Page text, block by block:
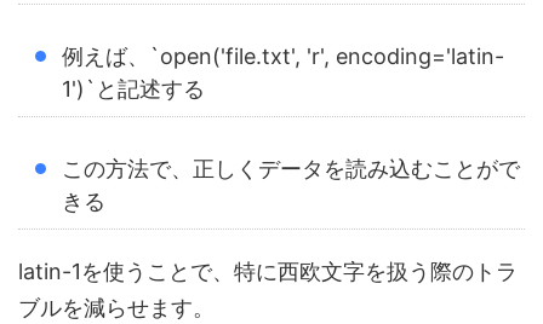
例えば、`open('file.txt', 'r', encoding='latin-
1')`と記述する
この方法で、正しくデータを読み込むことがで
きる
latin-1を使うことで、特に西欧文字を扱う際のトラ
ブルを減らせます。